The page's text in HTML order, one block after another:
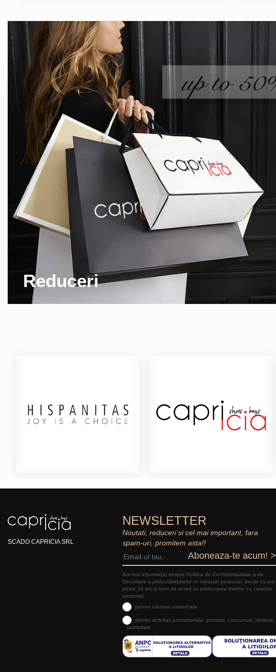
Reduceri
SCADO CAPRICIA SRL
NEWSLETTER
Noutati, reduceri si cel mai important, fara
spam-uri, promitem asta!!
Aboneaza-te acum! >
Am fost informat(a) despre Politica de Confidențialitate şi de
Securitate a prelucrăriidatelor cu caracter personal, declar ca am
peste 16 ani și sunt de acord cu prelucrarea datelor cu caracter
personal:
pentru ofertare comerciala
pentru activitati promotionale: promotii, concursuri, reclame,
publicitate